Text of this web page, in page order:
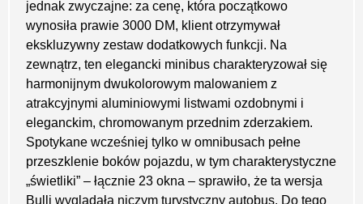
jednak zwyczajne: za cenę, która początkowo
wynosiła prawie 3000 DM, klient otrzymywał
ekskluzywny zestaw dodatkowych funkcji. Na
zewnątrz, ten elegancki minibus charakteryzował się
harmonijnym dwukolorowym malowaniem z
atrakcyjnymi aluminiowymi listwami ozdobnymi i
eleganckim, chromowanym przednim zderzakiem.
Spotykane wcześniej tylko w omnibusach pełne
przeszklenie boków pojazdu, w tym charakterystyczne
„świetliki” – łącznie 23 okna – sprawiło, że ta wersja
Bulli wyglądała niczym turystyczny autobus. Do tego